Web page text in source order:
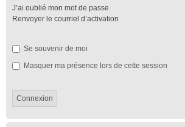
J’ai oublié mon mot de passe
Renvoyer le courriel d’activation
Se souvenir de moi
Masquer ma présence lors de cette session